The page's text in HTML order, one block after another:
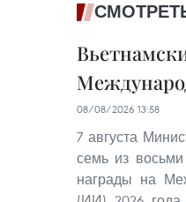
08/08/2026 13:58
7 августа
семь из
награды на